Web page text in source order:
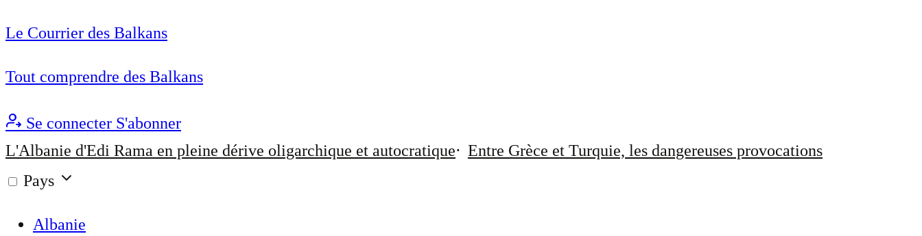
Le Courrier des Balkans
Tout comprendre des Balkans
Se connecter S'abonner
L'Albanie d'Edi Rama en pleine dérive oligarchique et autocratique
Entre Grèce et Turquie, les dangereuses provocations
Pays
Albanie